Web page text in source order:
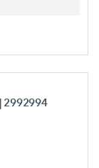
| 2992994